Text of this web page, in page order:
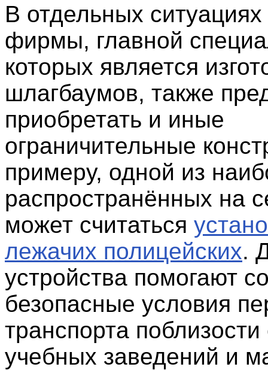
В отдельных
фирмы, главной
которых является
шлагбаумов, также
приобретать и иные
ограничительные
примеру, одной из
распространённых на
может считаться
лежачих полицейских.
устройства помогают
безопасные условия
транспорта поблизости
учебных заведений и